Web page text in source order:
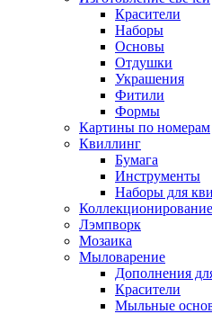
Красители
Наборы
Основы
Отдушки
Украшения
Фитили
Формы
Картины по номерам
Квиллинг
Бумага
Инструменты
Наборы для
Коллекционирование
Лэмпворк
Мозаика
Мыловарение
Дополнения
Красители
Мыльные